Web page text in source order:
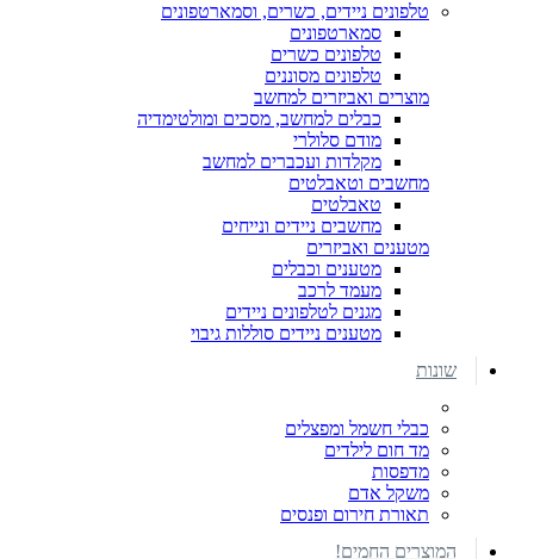
טלפונים ניידים, כשרים, וסמארטפונים
סמארטפונים
טלפונים כשרים
טלפונים מסוננים
מוצרים ואביזרים למחשב
כבלים למחשב, מסכים ומולטימדיה
מודם סלולרי
מקלדות ועכברים למחשב
מחשבים וטאבלטים
טאבלטים
מחשבים ניידים ונייחים
מטענים ואביזרים
מטענים וכבלים
מעמד לרכב
מגנים לטלפונים ניידים
מטענים ניידים סוללות גיבוי
שונות
כבלי חשמל ומפצלים
מד חום לילדים
מדפסות
משקל אדם
תאורת חירום ופנסים
המוצרים החמים!